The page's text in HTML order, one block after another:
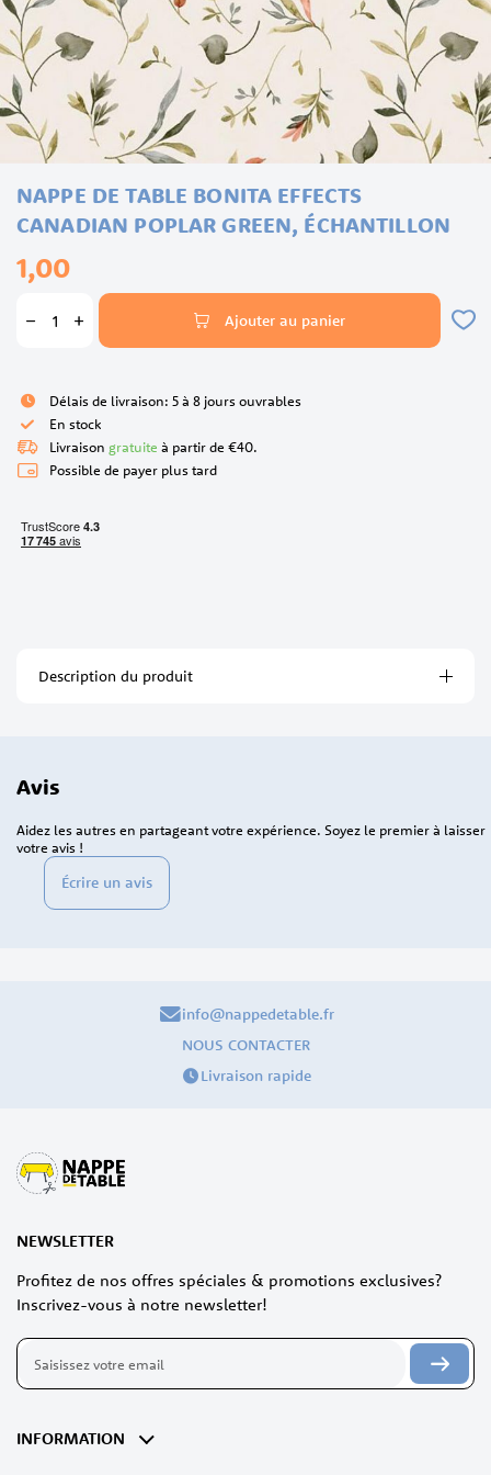
the
beginning
the
gallery
NAPPE DE TABLE BONITA EFFECTS
CANADIAN POPLAR GREEN, ÉCHANTILLON
1,00
Ajouter au panier
Délais de livraison: 5 à 8 jours ouvrables
En stock
Livraison gratuite à partir de €40.
Possible de payer plus tard
Description du produit
Avis
Écrire un avis
Aidez les autres en partageant votre expérience. Soyez le premier à laisser
votre avis !
info@nappedetable.fr
NOUS CONTACTER
Livraison rapide
NEWSLETTER
Profitez de nos offres spéciales & promotions exclusives?
Inscrivez-vous à notre newsletter!
Inscription
notre
d’information
INFORMATION